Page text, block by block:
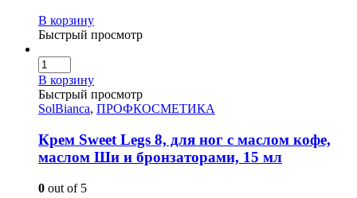
В корзину
Быстрый просмотр
В корзину
Быстрый просмотр
SolBianca, ПРОФКОСМЕТИКА
Крем Sweet Legs 8, для ног с маслом кофе,
маслом Ши и бронзаторами, 15 мл
0 out of 5